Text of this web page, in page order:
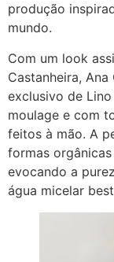
produção
mundo.
Com um look
Castanheira,
exclusivo de
moulage e com
feitos à mão. A
formas
evocando a
água micelar